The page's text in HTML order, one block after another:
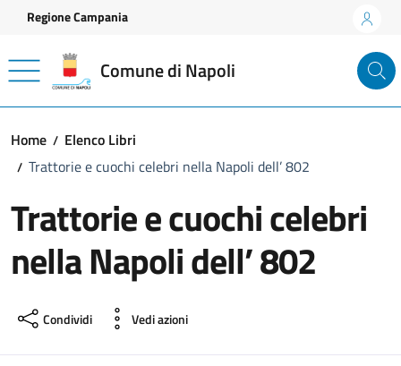
Vai ai contenuti
Vai al footer
Regione Campania
Comune di Napoli
Home
Elenco Libri
Trattorie e cuochi celebri nella Napoli dell’ 802
Trattorie e cuochi celebri
nella Napoli dell’ 802
Condividi Vedi azioni